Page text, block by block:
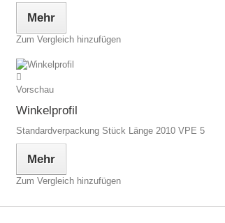
Mehr
Zum Vergleich hinzufügen
Vorschau
Winkelprofil
Standardverpackung Stück Länge 2010 VPE 5
Mehr
Zum Vergleich hinzufügen